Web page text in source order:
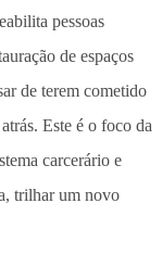
pessoas
de espaços
de terem cometido
Este é o foco da
carcerário e
trilhar um novo